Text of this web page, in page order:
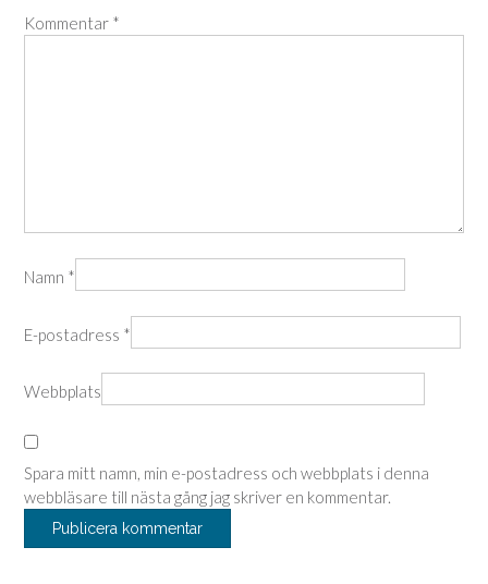
Kommentar *
Namn *
E-postadress *
Webbplats
Spara mitt namn, min e-postadress och webbplats i denna
webbläsare till nästa gång jag skriver en kommentar.